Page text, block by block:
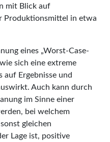
mit Blick auf
Produktionsmittel in etwa
eines „Worst-Case-
sich eine extreme
auf Ergebnisse und
Auch kann durch
im Sinne einer
bei welchem
gleichen
Lage ist, positive